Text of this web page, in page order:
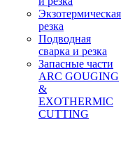
Экзотермическая
резка
Подводная
сварка и резка
Запасные части
ARC GOUGING
&
EXOTHERMIC
CUTTING